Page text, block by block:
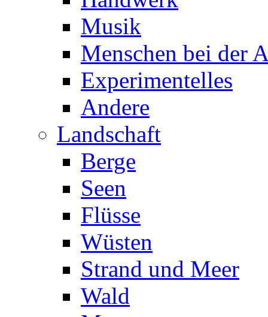
Musik
Menschen bei der
Experimentelles
Andere
Landschaft
Berge
Seen
Flüsse
Wüsten
Strand und Meer
Wald